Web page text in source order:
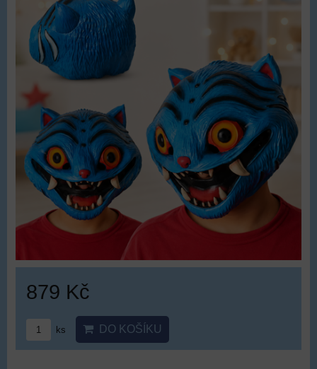
879 Kč
ks DO KOŠÍKU